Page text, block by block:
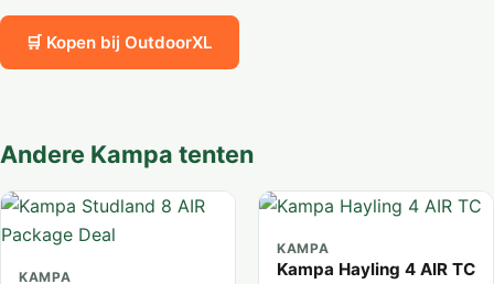
🛒 Kopen bij OutdoorXL
Andere Kampa tenten
KAMPA
KAMPA
Kampa Hayling 4 AIR TC